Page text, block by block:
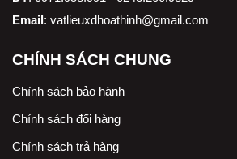
Email: vatlieuxdhoathinh@gmail.com
CHÍNH SÁCH CHUNG
Chính sách bảo hành
Chính sách đổi hàng
Chính sách trả hàng